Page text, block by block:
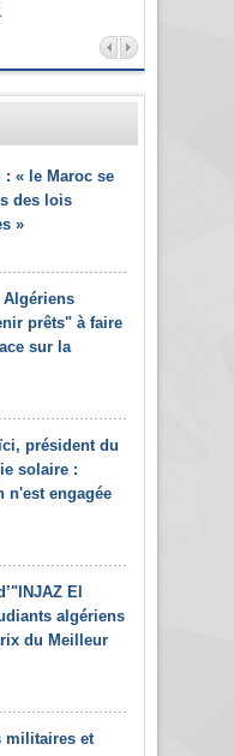
: « le Maroc se
des lois
»
Algériens
prêts" à faire
sur la
président du
solaire :
n'est engagée
El
algériens
du Meilleur
militaires et